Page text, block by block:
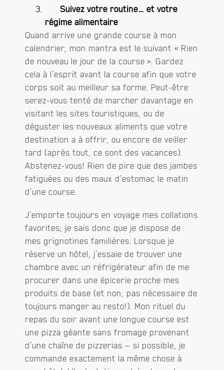
Suivez votre routine… et votre
régime alimentaire
Quand arrive une grande course à mon
calendrier, mon mantra est le suivant « Rien
de nouveau le jour de la course ». Gardez
cela à l’esprit avant la course afin que votre
corps soit au meilleur sa forme. Peut-être
serez-vous tenté de marcher davantage en
visitant les sites touristiques, ou de
déguster les nouveaux aliments que votre
destination a à offrir, ou encore de veiller
tard (après tout, ce sont des vacances).
Abstenez-vous! Rien de pire que des jambes
fatiguées ou des maux d’estomac le matin
d’une course.
J’emporte toujours en voyage mes collations
favorites; je sais donc que je dispose de
mes grignotines familières. Lorsque je
réserve un hôtel, j’essaie de trouver une
chambre avec un réfrigérateur afin de me
procurer dans une épicerie proche mes
produits de base (et non, pas nécessaire de
toujours manger au resto!). Mon rituel du
repas du soir avant une longue course est
une pizza géante sans fromage provenant
d’une chaîne de pizzerias — si possible, je
commande exactement la même chose à